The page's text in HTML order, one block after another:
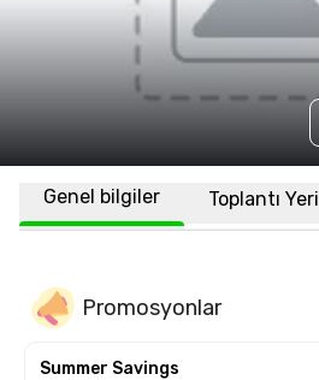
Genel bilgiler Toplantı Yeri
Promosyonlar
Summer Savings